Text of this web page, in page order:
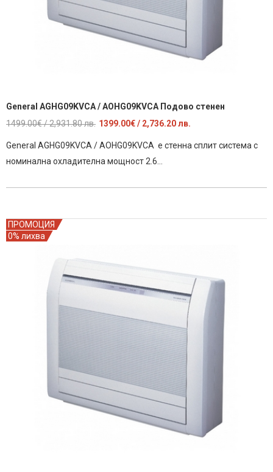
General AGHG09KVCA / AOHG09KVCA Подово стенен
1499.00€/ 2,931.80 лв.Original
/
лв..
1399.00€/ 2,736.20 лв.
/
лв..
General AGHG09KVCA / AOHG09KVCA е стенна сплит система с
номинална охладителна мощност 2.6…
ПРОМОЦИЯ
0% лихва